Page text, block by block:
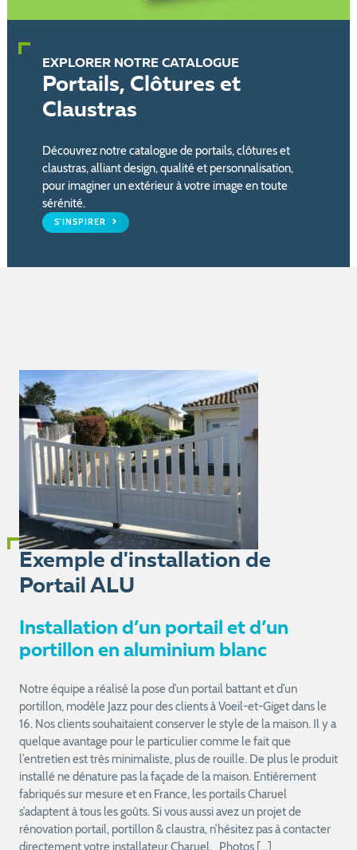
EXPLORER NOTRE CATALOGUE
Portails, Clôtures et
Claustras
Découvrez notre catalogue de portails, clôtures et
claustras, alliant design, qualité et personnalisation,
pour imaginer un extérieur à votre image en toute
sérénité.
S'INSPIRER
Exemple d'installation de
Portail ALU
Installation d’un portail et d’un
portillon en aluminium blanc
Notre équipe a réalisé la pose d’un portail battant et d’un
portillon, modèle Jazz pour des clients à Voeil-et-Giget dans le
16. Nos clients souhaitaient conserver le style de la maison. Il y a
quelque avantage pour le particulier comme le fait que
l’entretien est très minimaliste, plus de rouille. De plus le produit
installé ne dénature pas la façade de la maison. Entièrement
fabriqués sur mesure et en France, les portails Charuel
s’adaptent à tous les goûts. Si vous aussi avez un projet de
rénovation portail, portillon & claustra, n’hésitez pas à contacter
directement votre installateur Charuel. Photos […]